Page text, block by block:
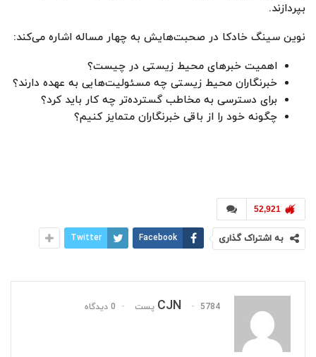
بپردازند.
نوین سینگ خادکا در صحبت‌هایش به چهار مساله اشاره می‌کند:
اهمیت خبرهای محیط زیستی در چیست؟
خبرنگاران محیط زیستی چه مسئولیت‌هایی به عهده دارند؟
برای دسترسی به مخاطب گسترده‌تر چه کار باید کرد؟
چگونه خود را از باقی خبرنگاران متمایز کنیم؟
52,921
به اشتراک گذاری Facebook
Twitter
CJN 5784 پست 0 دیدگاه